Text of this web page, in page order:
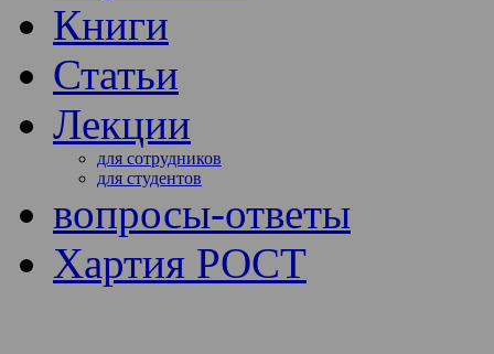
Книги
Статьи
Лекции
для сотрудников
для студентов
вопросы-ответы
Хартия РОСТ